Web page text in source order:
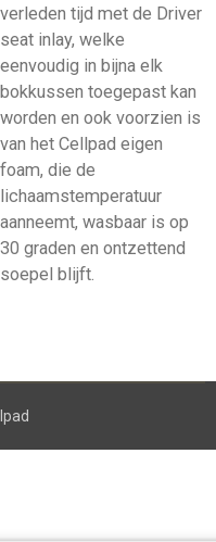
verleden tijd met de Driver
seat inlay, welke
eenvoudig in bijna elk
bokkussen toegepast kan
worden en ook voorzien is
van het Cellpad eigen
foam, die de
lichaamstemperatuur
aanneemt, wasbaar is op
30 graden en ontzettend
soepel blijft.